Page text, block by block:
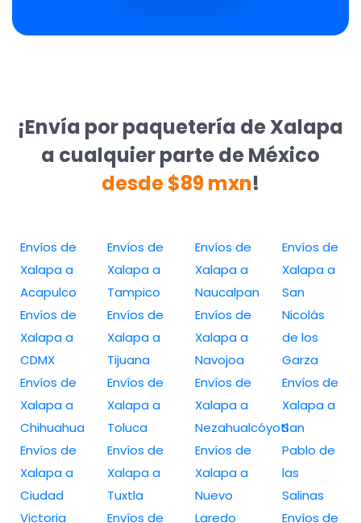
¡Envía por paquetería de Xalapa
a cualquier parte de México
desde $89 mxn!
Envíos de
Xalapa a
Acapulco
Envíos de
Xalapa a
CDMX
Envíos de
Xalapa a
Chihuahua
Envíos de
Xalapa a
Ciudad
Victoria
Envíos de
Xalapa a
Tampico
Envíos de
Xalapa a
Tijuana
Envíos de
Xalapa a
Toluca
Envíos de
Xalapa a
Tuxtla
Envíos de
Envíos de
Xalapa a
Naucalpan
Envíos de
Xalapa a
Navojoa
Envíos de
Xalapa a
Nezahualcóyotl
Envíos de
Xalapa a
Nuevo
Laredo
Envíos de
Xalapa a
San
Nicolás
de los
Garza
Envíos de
Xalapa a
San
Pablo de
las
Salinas
Envíos de